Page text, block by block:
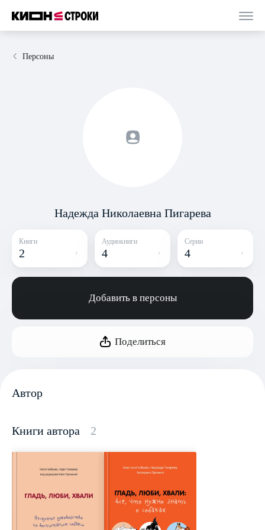
Персоны
Надежда Николаевна Пигарева
Книги
2
Аудиокниги
4
Серии
4
Добавить в персоны
Поделиться
Автор
Книги автора 2